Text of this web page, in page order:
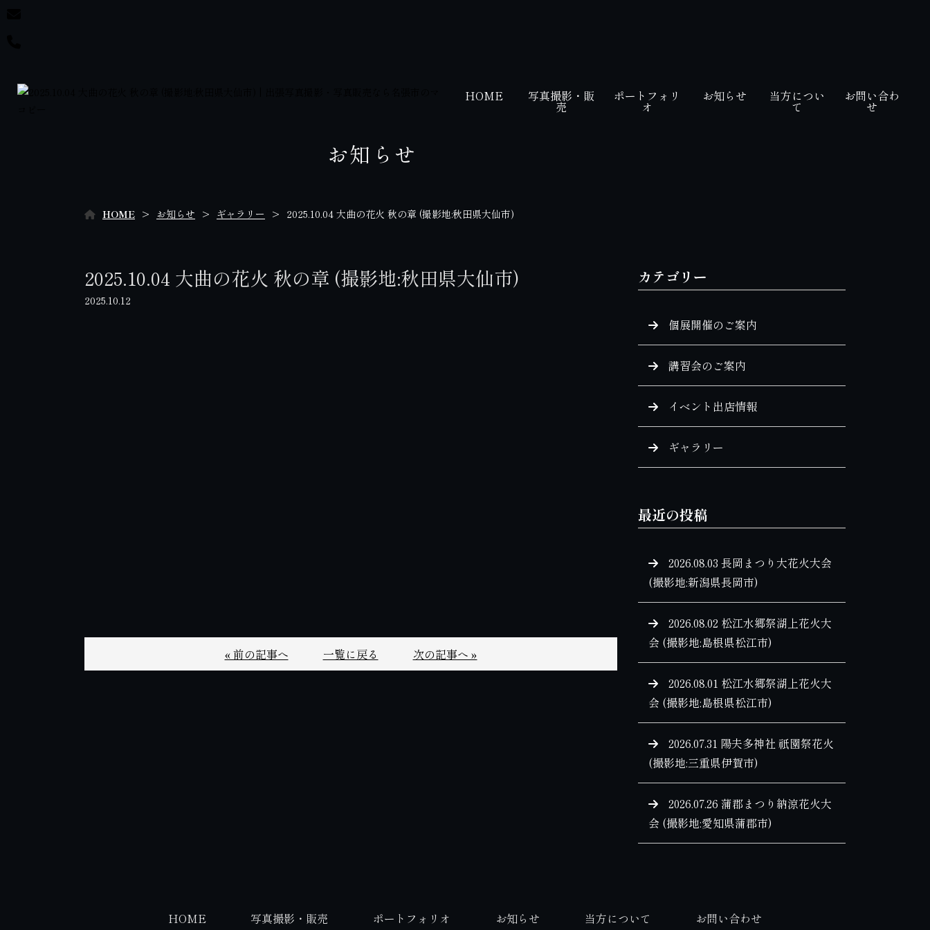
HOME 写真撮影・販
売
ポートフォリ
オ
お知らせ 当方につい
て
お問い合わ
せ
お知らせ
HOME お知らせ ギャラリー 2025.10.04 大曲の花火 秋の章 (撮影地:秋田県大仙市)
2025.10.04 大曲の花火 秋の章 (撮影地:秋田県大仙市)
2025.10.12
« 前の記事へ 一覧に戻る 次の記事へ »
カテゴリー
個展開催のご案内
講習会のご案内
イベント出店情報
ギャラリー
最近の投稿
2026.08.03 長岡まつり大花火大会
(撮影地:新潟県長岡市)
2026.08.02 松江水郷祭湖上花火大
会 (撮影地:島根県松江市)
2026.08.01 松江水郷祭湖上花火大
会 (撮影地:島根県松江市)
2026.07.31 陽夫多神社 祇園祭花火
(撮影地:三重県伊賀市)
2026.07.26 蒲郡まつり納涼花火大
会 (撮影地:愛知県蒲郡市)
HOME 写真撮影・販売 ポートフォリオ お知らせ 当方について お問い合わせ